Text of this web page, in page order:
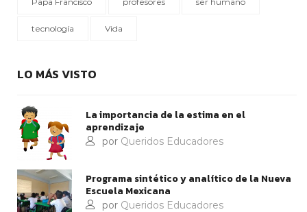
tecnología Vida
LO MÁS VISTO
La importancia de la estima en el
aprendizaje
por Queridos Educadores
Programa sintético y analítico de la Nueva
Escuela Mexicana
por Queridos Educadores